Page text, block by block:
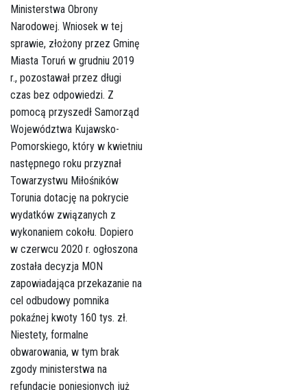
Ministerstwa Obrony
Narodowej. Wniosek w tej
sprawie, złożony przez Gminę
Miasta Toruń w grudniu 2019
r., pozostawał przez długi
czas bez odpowiedzi. Z
pomocą przyszedł Samorząd
Województwa Kujawsko-
Pomorskiego, który w kwietniu
następnego roku przyznał
Towarzystwu Miłośników
Torunia dotację na pokrycie
wydatków związanych z
wykonaniem cokołu. Dopiero
w czerwcu 2020 r. ogłoszona
została decyzja MON
zapowiadająca przekazanie na
cel odbudowy pomnika
pokaźnej kwoty 160 tys. zł.
Niestety, formalne
obwarowania, w tym brak
zgody ministerstwa na
refundację poniesionych już